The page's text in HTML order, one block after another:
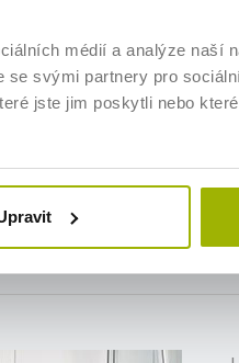
médií a analýze naší
svými partnery pro
jste jim poskytli nebo
kurzů
Typ